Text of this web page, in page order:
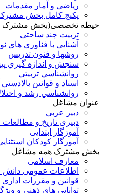
ریاضی و آمار مقدمات
پکیج کامل بخش
حیطه تخصصی(بخش مشترک
تربیت چند ساحتی
آشنایی با فناوری های
روشها و فنون تدريس
سنجش و اندازه گيري
روانشناسي تربيتي
اسناد و قوانين
روانشناسي رشد و
عنوان مشاغل
دبير عربی
دبیری تاریخ و
آموزگار ابتدایی
آموزگار کودکان
بخش مشترک همه مشاغل
معارف اسلامی
اطلاعات عمومی دانش
قوانین و مقررات
توانایی های ذهنی و